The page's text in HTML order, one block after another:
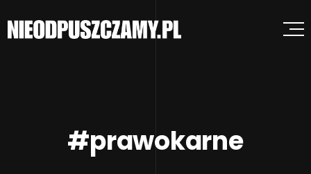
#prawokarne